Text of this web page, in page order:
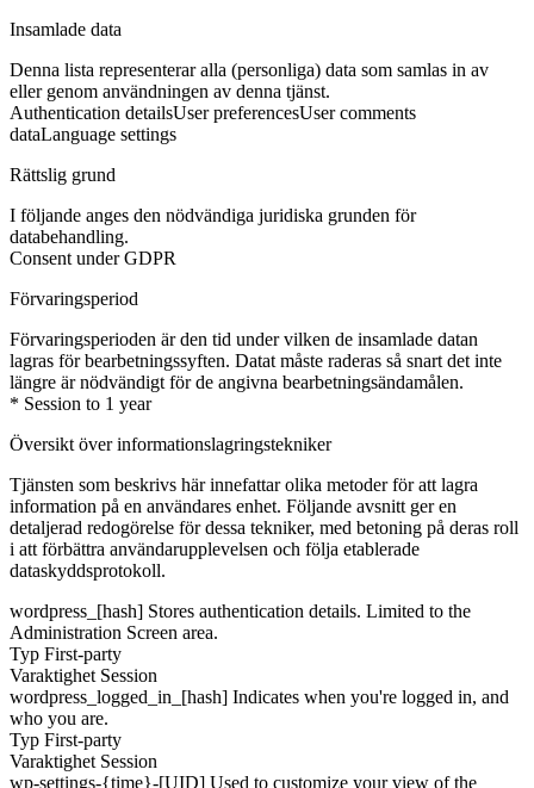
Insamlade data
Denna lista representerar alla (personliga) data som samlas in av
eller genom användningen av denna tjänst.
Authentication detailsUser preferencesUser comments
dataLanguage settings
Rättslig grund
I följande anges den nödvändiga juridiska grunden för
databehandling.
Consent under GDPR
Förvaringsperiod
Förvaringsperioden är den tid under vilken de insamlade datan
lagras för bearbetningssyften. Datat måste raderas så snart det inte
längre är nödvändigt för de angivna bearbetningsändamålen.
* Session to 1 year
Översikt över informationslagringstekniker
Tjänsten som beskrivs här innefattar olika metoder för att lagra
information på en användares enhet. Följande avsnitt ger en
detaljerad redogörelse för dessa tekniker, med betoning på deras roll
i att förbättra användarupplevelsen och följa etablerade
dataskyddsprotokoll.
wordpress_[hash] Stores authentication details. Limited to the
Administration Screen area.
Typ First-party
Varaktighet Session
wordpress_logged_in_[hash] Indicates when you're logged in, and
who you are.
Typ First-party
Varaktighet Session
wp-settings-{time}-[UID] Used to customize your view of the